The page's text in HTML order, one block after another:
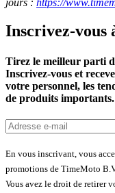
Inscrivez-vous
Tirez le meilleur parti
Inscrivez-vous et
votre personnel, les
de produits
En vous inscrivant, vous
promotions de TimeMoto
Vous avez le droit de retirer